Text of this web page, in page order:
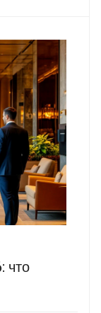
что